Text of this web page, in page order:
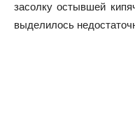
засолку остывшей
выделилось